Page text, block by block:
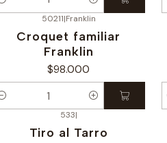
50211|Franklin
Croquet familiar
Franklin
$98.000
533|
Tiro al Tarro